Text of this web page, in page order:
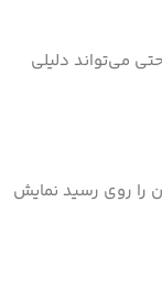
می‌تواند دلیلی
را روی رسید نمایش